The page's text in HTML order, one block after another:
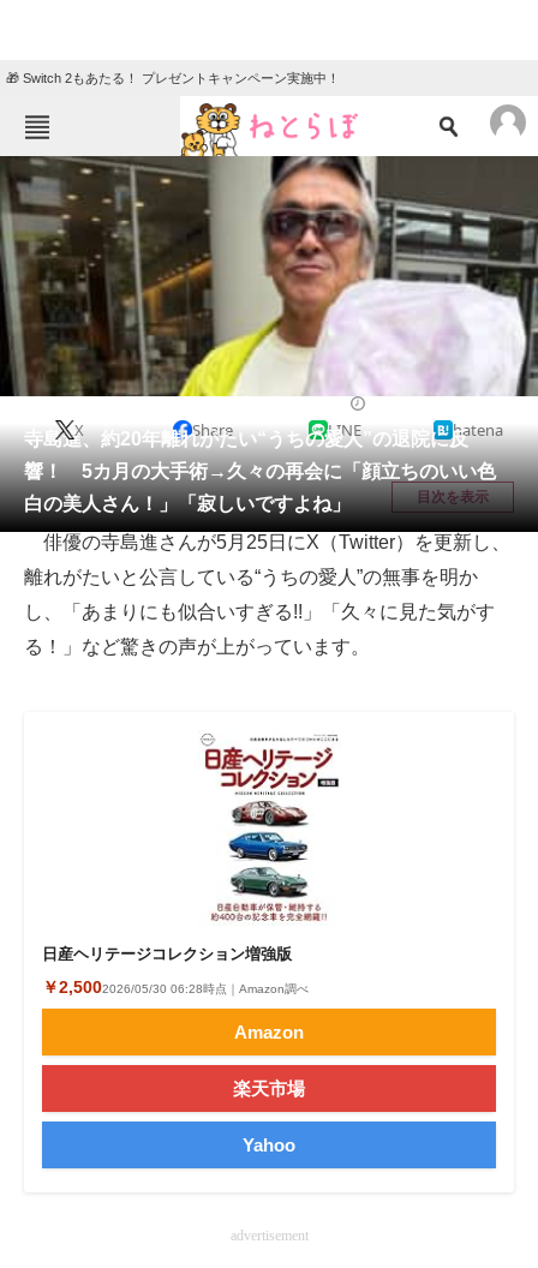
🎁 Switch 2もあたる！ プレゼントキャンペーン実施中！
ねとらぼメニュー
TOP ニュース
エンタメ クイズ
グルメ 地域
住まい 教育・育児
リサーチ
会員記事
メディア
注目記事を集めた総合ページ
ITの今と未来を見通す
スマホと通信の最新トレンド
好きが集まる 比べて選べる
経営リーダーのコミュニティ
マーケ×ITの今がよく分かる
ITエンジニア向け専門サイト
寺島進、約20年離れがたい“うちの愛人”の退院に反
響！ 5カ月の大手術→久々の再会に「顔立ちのいい色
白の美人さん！」「寂しいですよね」
X Share LINE hatena
目次を表示
俳優の寺島進さんが5月25日にX（Twitter）を更新し、
離れがたいと公言している“うちの愛人”の無事を明か
し、「あまりにも似合いすぎる!!」「久々に見た気がす
る！」など驚きの声が上がっています。
日産ヘリテージコレクション増強版
￥2,5002026/05/30 06:28時点｜Amazon調べ
Amazon
楽天市場
Yahoo
advertisement